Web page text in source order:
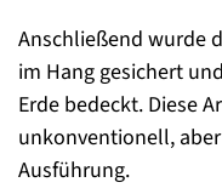
Anschließend wurde
im Hang gesichert
Erde bedeckt. Diese
unkonventionell,
Ausführung.